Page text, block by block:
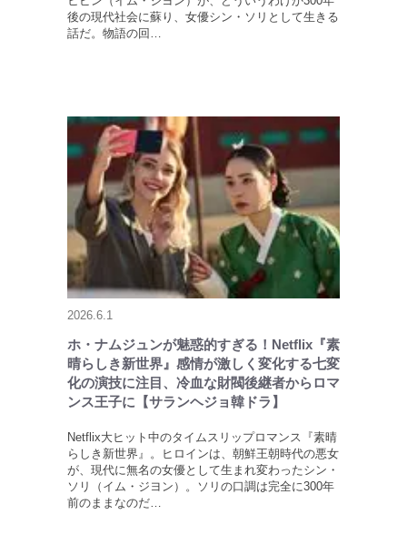
後の現代社会に蘇り、女優シン・ソリとして生きる
話だ。物語の回…
2026.6.1
ホ・ナムジュンが魅惑的すぎる！Netflix『素
晴らしき新世界』感情が激しく変化する七変
化の演技に注目、冷血な財閥後継者からロマ
ンス王子に【サランヘジョ韓ドラ】
Netflix大ヒット中のタイムスリップロマンス『素晴
らしき新世界』。ヒロインは、朝鮮王朝時代の悪女
が、現代に無名の女優として生まれ変わったシン・
ソリ（イム・ジヨン）。ソリの口調は完全に300年
前のままなのだ…